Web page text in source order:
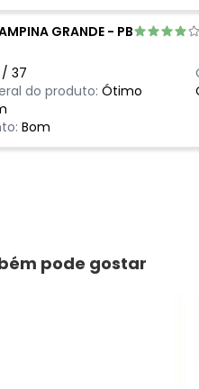
GRANDE - PB
/ 37
do produto: Ótimo
Bom
pode gostar